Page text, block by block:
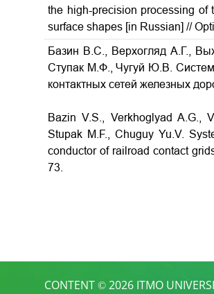
the high-precision processing of
surface shapes [in Russian] //
Базин В.С., Верхогляд А.Г.,
Ступак М.Ф., Чугуй Ю.В.
контактных сетей железных
Bazin V.S., Verkhoglyad A.G.,
Stupak M.F., Chuguy Yu.V.
conductor of railroad contact
73.
CONTENT © 2026 ITMO